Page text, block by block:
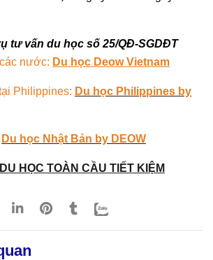
tư vấn du học số 25/QĐ-SGDĐT
nước: Du học Deow Vietnam
Philippines: Du học Philippines by
Du học Nhật Bản by DEOW
DU HỌC TOÀN CẦU TIẾT KIỆM